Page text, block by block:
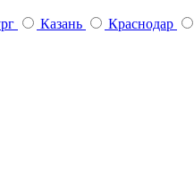
Казань Краснодар